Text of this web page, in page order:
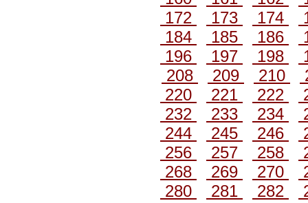
172
173 174
184
185 186
196
197 198
208
209 210
220
221 222
232
233 234
244
245 246
256
257 258
268
269 270
280
281 282